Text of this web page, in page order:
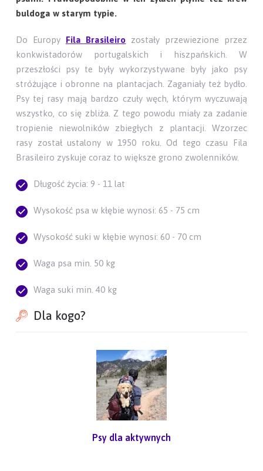
buldoga w starym typie.
Do Europy Fila Brasileiro zostały przewiezione przez
konkwistadorów portugalskich i hiszpańskich. W
przeszłości psy te były wykorzystywane były jako psy
stróżujące i obronne na plantacjach. Zaganiały też bydło.
Psy tej rasy mają bardzo czuły węch, którym wyczuwają
wszystko, co się zbliża. Z tego powodu miały za zadanie
tropienie niewolników zbiegłych z plantacji. Wzorzec
rasy został ustalony w 1950 roku. Od tego czasu Fila
Brasileiro zyskuje coraz to większe grono zwolenników.
Długość życia: 9 - 11 lat
Wysokość psa w kłębie wynosi: 65 - 75 cm
Wysokość suki w kłębie wynosi: 60 - 70 cm
Waga psa min. 50 kg
Waga suki min. 40 kg
Dla kogo?
Psy dla aktywnych